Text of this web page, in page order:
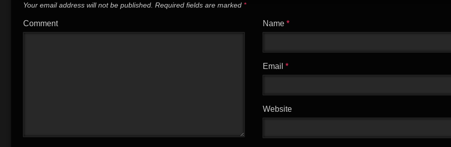
Your email address will not be published. Required fields are marked *
Comment Name*
Email*
Website